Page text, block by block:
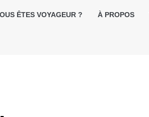
ÊTES VOYAGEUR ? À PROPOS